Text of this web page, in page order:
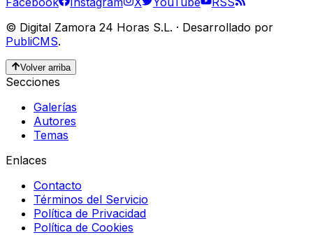
© Digital Zamora 24 Horas S.L. · Desarrollado por
PubliCMS.
Volver arriba
Secciones
Galerías
Autores
Temas
Enlaces
Contacto
Términos del Servicio
Política de Privacidad
Política de Cookies